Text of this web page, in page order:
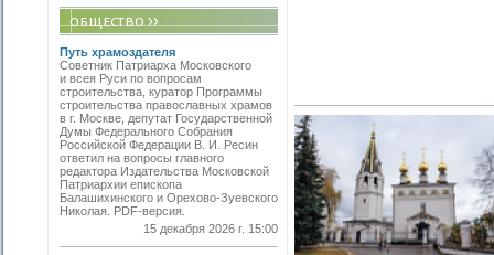
Путь храмоздателя
Советник Патриарха Московского
и всея Руси по вопросам
строительства, куратор Программы
строительства православных храмов
в г. Москве, депутат Государственной
Думы Федерального Собрания
Российской Федерации В. И. Ресин
ответил на вопросы главного
редактора Издательства Московской
Патриархии епископа
Балашихинского и Орехово-Зуевского
Николая. PDF-версия.
15 декабря 2026 г. 15:00